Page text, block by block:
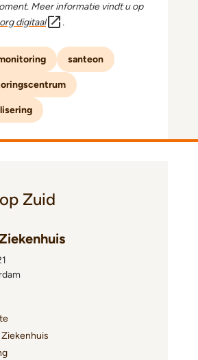
Meer informatie vindt u op
digitaal .
santeon
op Zuid